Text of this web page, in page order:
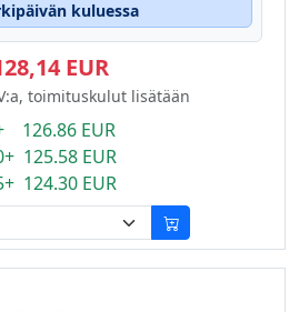
kuluessa
EUR
toimituskulut lisätään
126.86 EUR
125.58 EUR
124.30 EUR